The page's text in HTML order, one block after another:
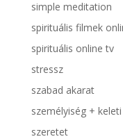
simple meditation
spirituális filmek
spirituális online tv
stressz
szabad akarat
személyiség +
szeretet